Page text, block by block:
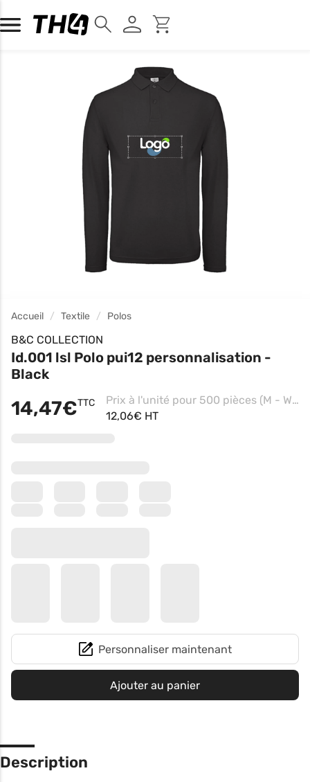
Accueil Textile Polos
B&C COLLECTION
Id.001 lsl Polo pui12 personnalisation -
Black
14,47€TTC
Prix à l'unité pour 500 pièces (M - White, Impression coeur)
12,06€ HT
Personnaliser maintenant
Ajouter au panier
Description